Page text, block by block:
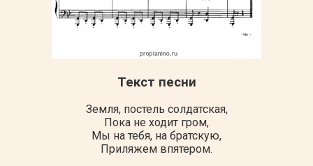
Текст песни
Земля, постель солдатская,
Пока не ходит гром,
Мы на тебя, на братскую,
Приляжем впятером.